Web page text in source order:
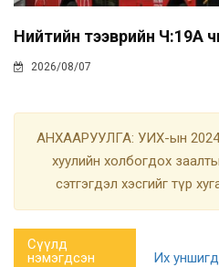
Нийтийн тээврийн Ч:19А
2026/08/07
АНХААРУУЛГА: УИХ-ын 2024
хуулийн холбогдох
сэтгэгдэл хэсгийг түр
Сүүлд
нэмэгдсэн
Их